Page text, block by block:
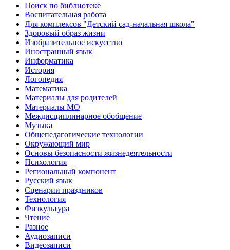
Поиск по библиотеке
Воспитательная работа
Для комплексов "Детский сад-начальная школа"
Здоровый образ жизни
Изобразительное искусство
Иностранный язык
Информатика
История
Логопедия
Математика
Материалы для родителей
Материалы МО
Междисциплинарное обобщение
Музыка
Общепедагогические технологии
Окружающий мир
Основы безопасности жизнедеятельности
Психология
Региональный компонент
Русский язык
Сценарии праздников
Технология
Физкультура
Чтение
Разное
Аудиозаписи
Видеозаписи